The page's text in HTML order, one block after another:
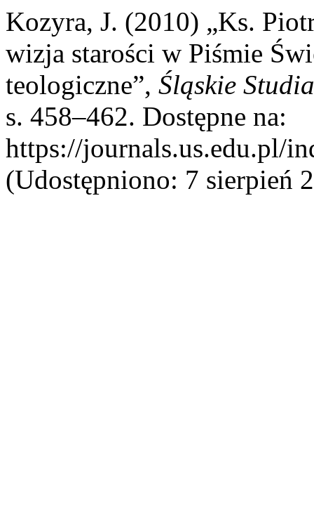
Kozyra, J. (2010) „Ks.
wizja starości w Piśmie
teologiczne”, Śląskie
s. 458–462. Dostępne na:
https://journals.us.edu.pl/
(Udostępniono: 7 sierpień